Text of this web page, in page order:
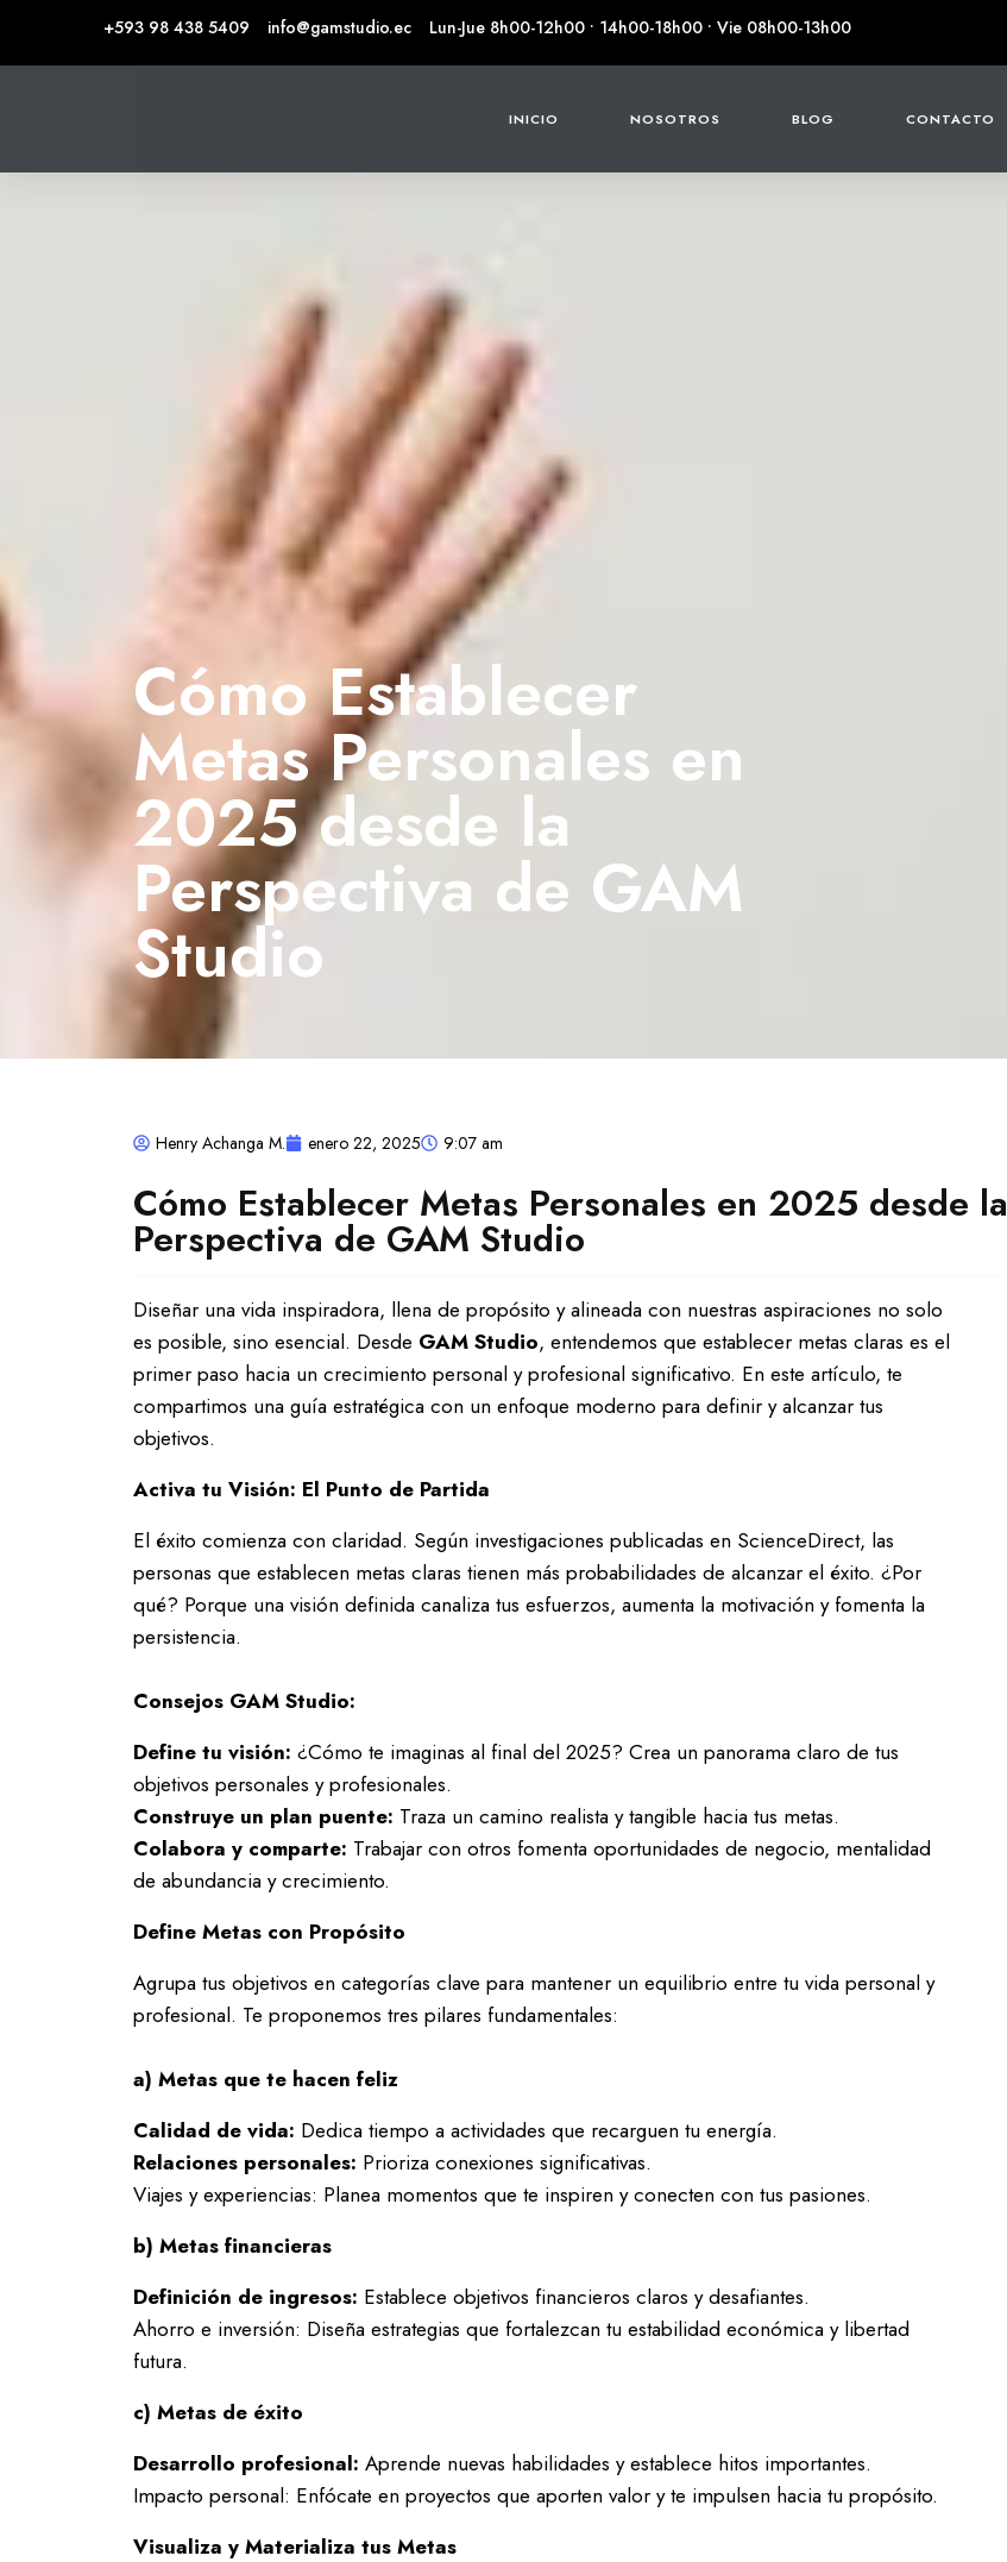
+593 98 438 5409 info@gamstudio.ec Lun-Jue 8h00-12h00 • 14h00-18h00 • Vie 08h00-13h00
INICIO NOSOTROS BLOG CONTACTO
Cómo Establecer
Metas Personales en
2025 desde la
Perspectiva de GAM
Studio
Henry Achanga M. enero 22, 2025 9:07 am
Cómo Establecer Metas Personales en 2025 desde la
Perspectiva de GAM Studio
Diseñar una vida inspiradora, llena de propósito y alineada con nuestras aspiraciones no solo
es posible, sino esencial. Desde GAM Studio, entendemos que establecer metas claras es el
primer paso hacia un crecimiento personal y profesional significativo. En este artículo, te
compartimos una guía estratégica con un enfoque moderno para definir y alcanzar tus
objetivos.
Activa tu Visión: El Punto de Partida
El éxito comienza con claridad. Según investigaciones publicadas en ScienceDirect, las
personas que establecen metas claras tienen más probabilidades de alcanzar el éxito. ¿Por
qué? Porque una visión definida canaliza tus esfuerzos, aumenta la motivación y fomenta la
persistencia.
Consejos GAM Studio:
Define tu visión: ¿Cómo te imaginas al final del 2025? Crea un panorama claro de tus
objetivos personales y profesionales.
Construye un plan puente: Traza un camino realista y tangible hacia tus metas.
Colabora y comparte: Trabajar con otros fomenta oportunidades de negocio, mentalidad
de abundancia y crecimiento.
Define Metas con Propósito
Agrupa tus objetivos en categorías clave para mantener un equilibrio entre tu vida personal y
profesional. Te proponemos tres pilares fundamentales:
a) Metas que te hacen feliz
Calidad de vida: Dedica tiempo a actividades que recarguen tu energía.
Relaciones personales: Prioriza conexiones significativas.
Viajes y experiencias: Planea momentos que te inspiren y conecten con tus pasiones.
b) Metas financieras
Definición de ingresos: Establece objetivos financieros claros y desafiantes.
Ahorro e inversión: Diseña estrategias que fortalezcan tu estabilidad económica y libertad
futura.
c) Metas de éxito
Desarrollo profesional: Aprende nuevas habilidades y establece hitos importantes.
Impacto personal: Enfócate en proyectos que aporten valor y te impulsen hacia tu propósito.
Visualiza y Materializa tus Metas